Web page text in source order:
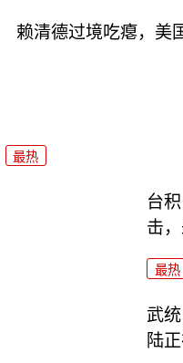
赖清德过境吃瘪，美
最热
台
击
最热
武
陆